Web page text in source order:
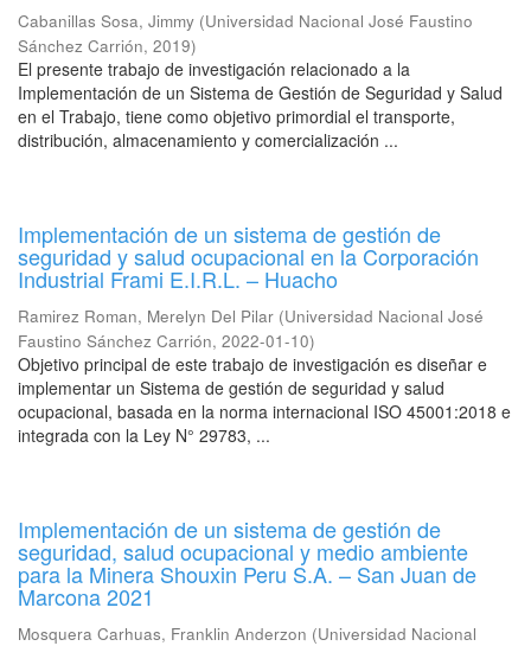
Cabanillas Sosa, Jimmy (Universidad Nacional José Faustino
Sánchez Carrión, 2019)
El presente trabajo de investigación relacionado a la
Implementación de un Sistema de Gestión de Seguridad y Salud
en el Trabajo, tiene como objetivo primordial el transporte,
distribución, almacenamiento y comercialización ...
Implementación de un sistema de gestión de
seguridad y salud ocupacional en la Corporación
Industrial Frami E.I.R.L. – Huacho
Ramirez Roman, Merelyn Del Pilar (Universidad Nacional José
Faustino Sánchez Carrión, 2022-01-10)
Objetivo principal de este trabajo de investigación es diseñar e
implementar un Sistema de gestión de seguridad y salud
ocupacional, basada en la norma internacional ISO 45001:2018 e
integrada con la Ley N° 29783, ...
Implementación de un sistema de gestión de
seguridad, salud ocupacional y medio ambiente
para la Minera Shouxin Peru S.A. – San Juan de
Marcona 2021
Mosquera Carhuas, Franklin Anderzon (Universidad Nacional